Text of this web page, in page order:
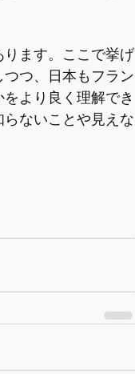
ます。ここで挙げ
つ、日本もフラン
より良く理解でき
ないことや見えな